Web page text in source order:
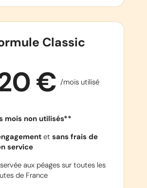
Classic
€ /mois utilisé
mois non utilisés**
et sans frais de
service
aux péages sur toutes les
de France